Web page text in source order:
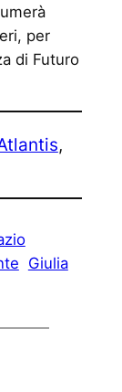
per
di Futuro
,
Giulia